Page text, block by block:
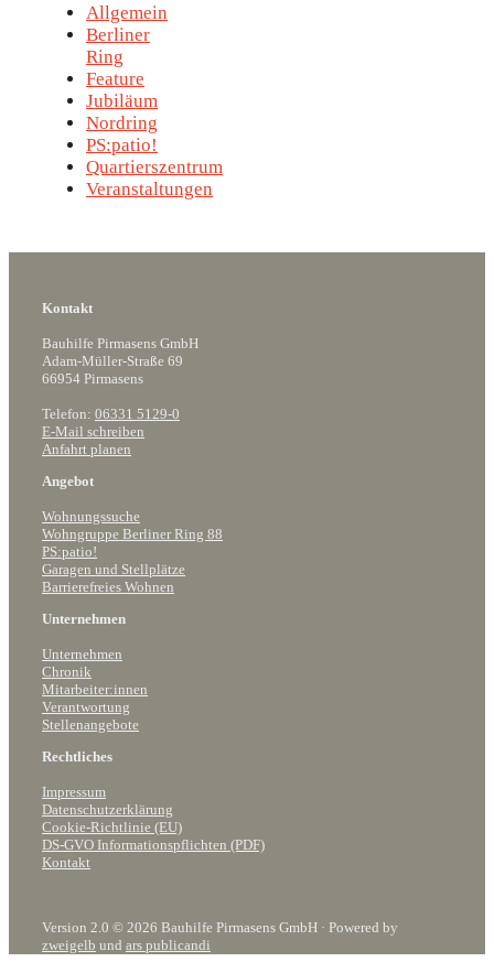
Allgemein
Berliner
Ring
Feature
Jubiläum
Nordring
PS:patio!
Quartierszentrum
Veranstaltungen
Kontakt
Bauhilfe Pirmasens GmbH
Adam-Müller-Straße 69
66954 Pirmasens
Telefon: 06331 5129-0
E-Mail schreiben
Anfahrt planen
Angebot
Wohnungssuche
Wohngruppe Berliner Ring 88
PS:patio!
Garagen und Stellplätze
Barrierefreies Wohnen
Unternehmen
Unternehmen
Chronik
Mitarbeiter:innen
Verantwortung
Stellenangebote
Rechtliches
Impressum
Datenschutzerklärung
Cookie-Richtlinie (EU)
DS-GVO Informationspflichten (PDF)
Kontakt
Version 2.0 © 2026 Bauhilfe Pirmasens GmbH · Powered by
zweigelb und ars publicandi